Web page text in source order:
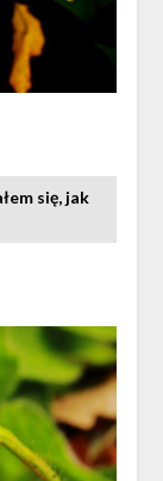
się, jak